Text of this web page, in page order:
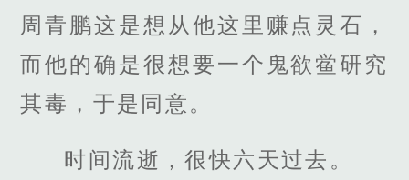
周青鹏这是想从他这里赚点灵石，
而他的确是很想要一个鬼欲鲎研究
其毒，于是同意。
时间流逝，很快六天过去。